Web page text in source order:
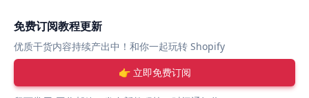
免费订阅教程更新
优质干货内容持续产出中！和你一起玩转 Shopify
👉 立即免费订阅